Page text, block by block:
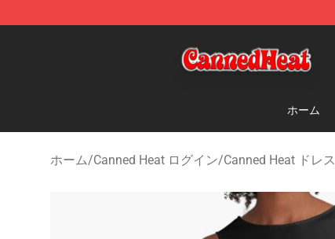
ホーム
ホーム/Canned Heat ログイン/Canned Heat ドレス